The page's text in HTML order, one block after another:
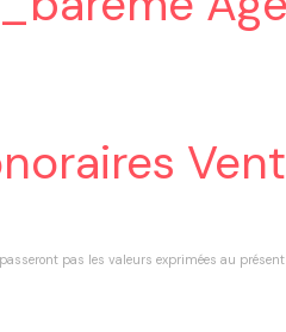
pas les valeurs exprimées au